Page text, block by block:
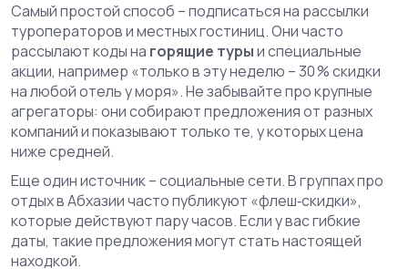
Самый простой способ – подписаться на рассылки
туроператоров и местных гостиниц. Они часто
рассылают коды на горящие турыи специальные
акции, например «только в эту неделю – 30 % скидки
на любой отель у моря». Не забывайте про крупные
агрегаторы: они собирают предложения от разных
компаний и показывают только те, у которых цена
ниже средней.
Еще один источник – социальные сети. В группах про
отдых в Абхазии часто публикуют «флеш‑скидки»,
которые действуют пару часов. Если у вас гибкие
даты, такие предложения могут стать настоящей
находкой.